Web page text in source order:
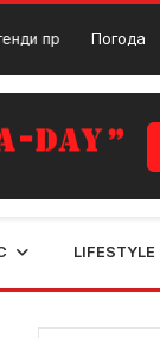
що Погода
LIFESTYLE